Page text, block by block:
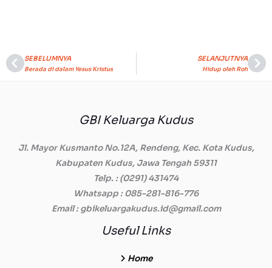
Prev
SEBELUMNYA
Berada di dalam Yesus Kristus
SELANJUTNYA
Hidup oleh Roh
GBI Keluarga Kudus
Jl. Mayor Kusmanto No.12A, Rendeng, Kec. Kota Kudus,
Kabupaten Kudus, Jawa Tengah 59311
Telp. : (0291) 431474
Whatsapp : 085-281-816-776
Email: gbikeluargakudus.id@gmail.com
Useful Links
Home